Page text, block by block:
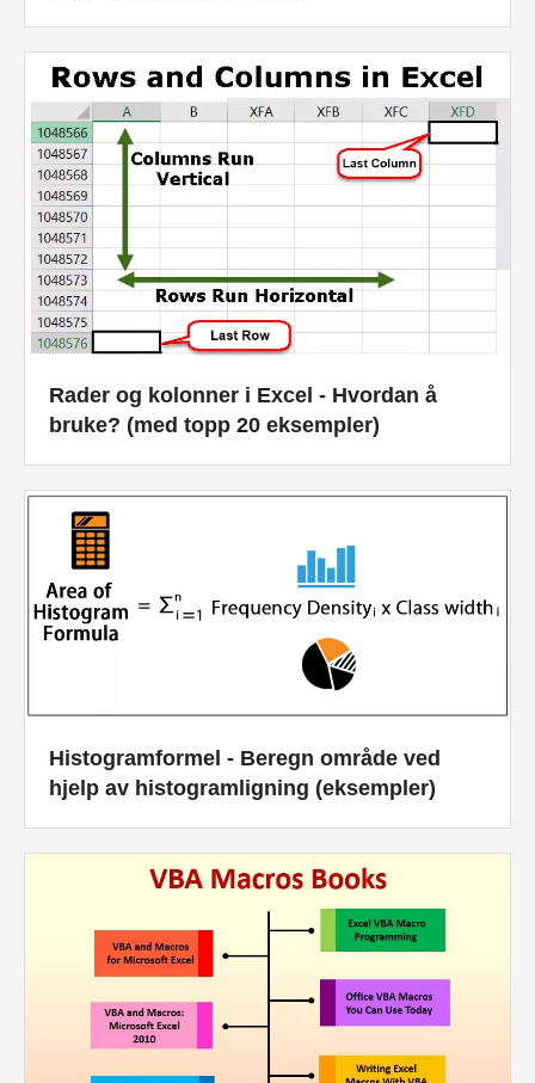
Økonomiske modelleringsveiledninger
Fullstendig format
Risikostyringsveiledninger
Rader og kolonner i Excel - Hvordan å
bruke? (med topp 20 eksempler)
Histogramformel - Beregn område ved
hjelp av histogramligning (eksempler)